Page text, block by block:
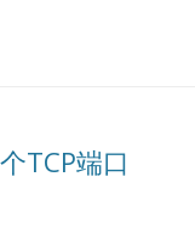
TCP端口